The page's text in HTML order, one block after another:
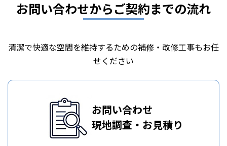
お問い合わせからご契約までの流れ
清潔で快適な空間を維持するための補修・改修工事もお任
せください
お問い合わせ
現地調査・お見積り